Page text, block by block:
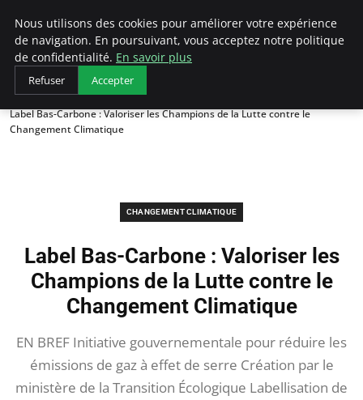
Arcticclimateemergency
Accueil
Changement climatique
Label Bas-Carbone : Valoriser les Champions de la Lutte contre le
Changement Climatique
CHANGEMENT CLIMATIQUE
Label Bas-Carbone : Valoriser les
Champions de la Lutte contre le
Changement Climatique
EN BREF Initiative gouvernementale pour réduire les
émissions de gaz à effet de serre Création par le
ministère de la Transition Écologique Labellisation de
Nous utilisons des cookies pour améliorer votre expérience
de navigation. En poursuivant, vous acceptez notre politique
de confidentialité. En savoir plus
Refuser Accepter